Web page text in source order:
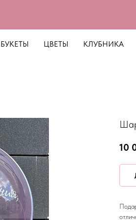
БУКЕТЫ ЦВЕТЫ КЛУБНИКА
10